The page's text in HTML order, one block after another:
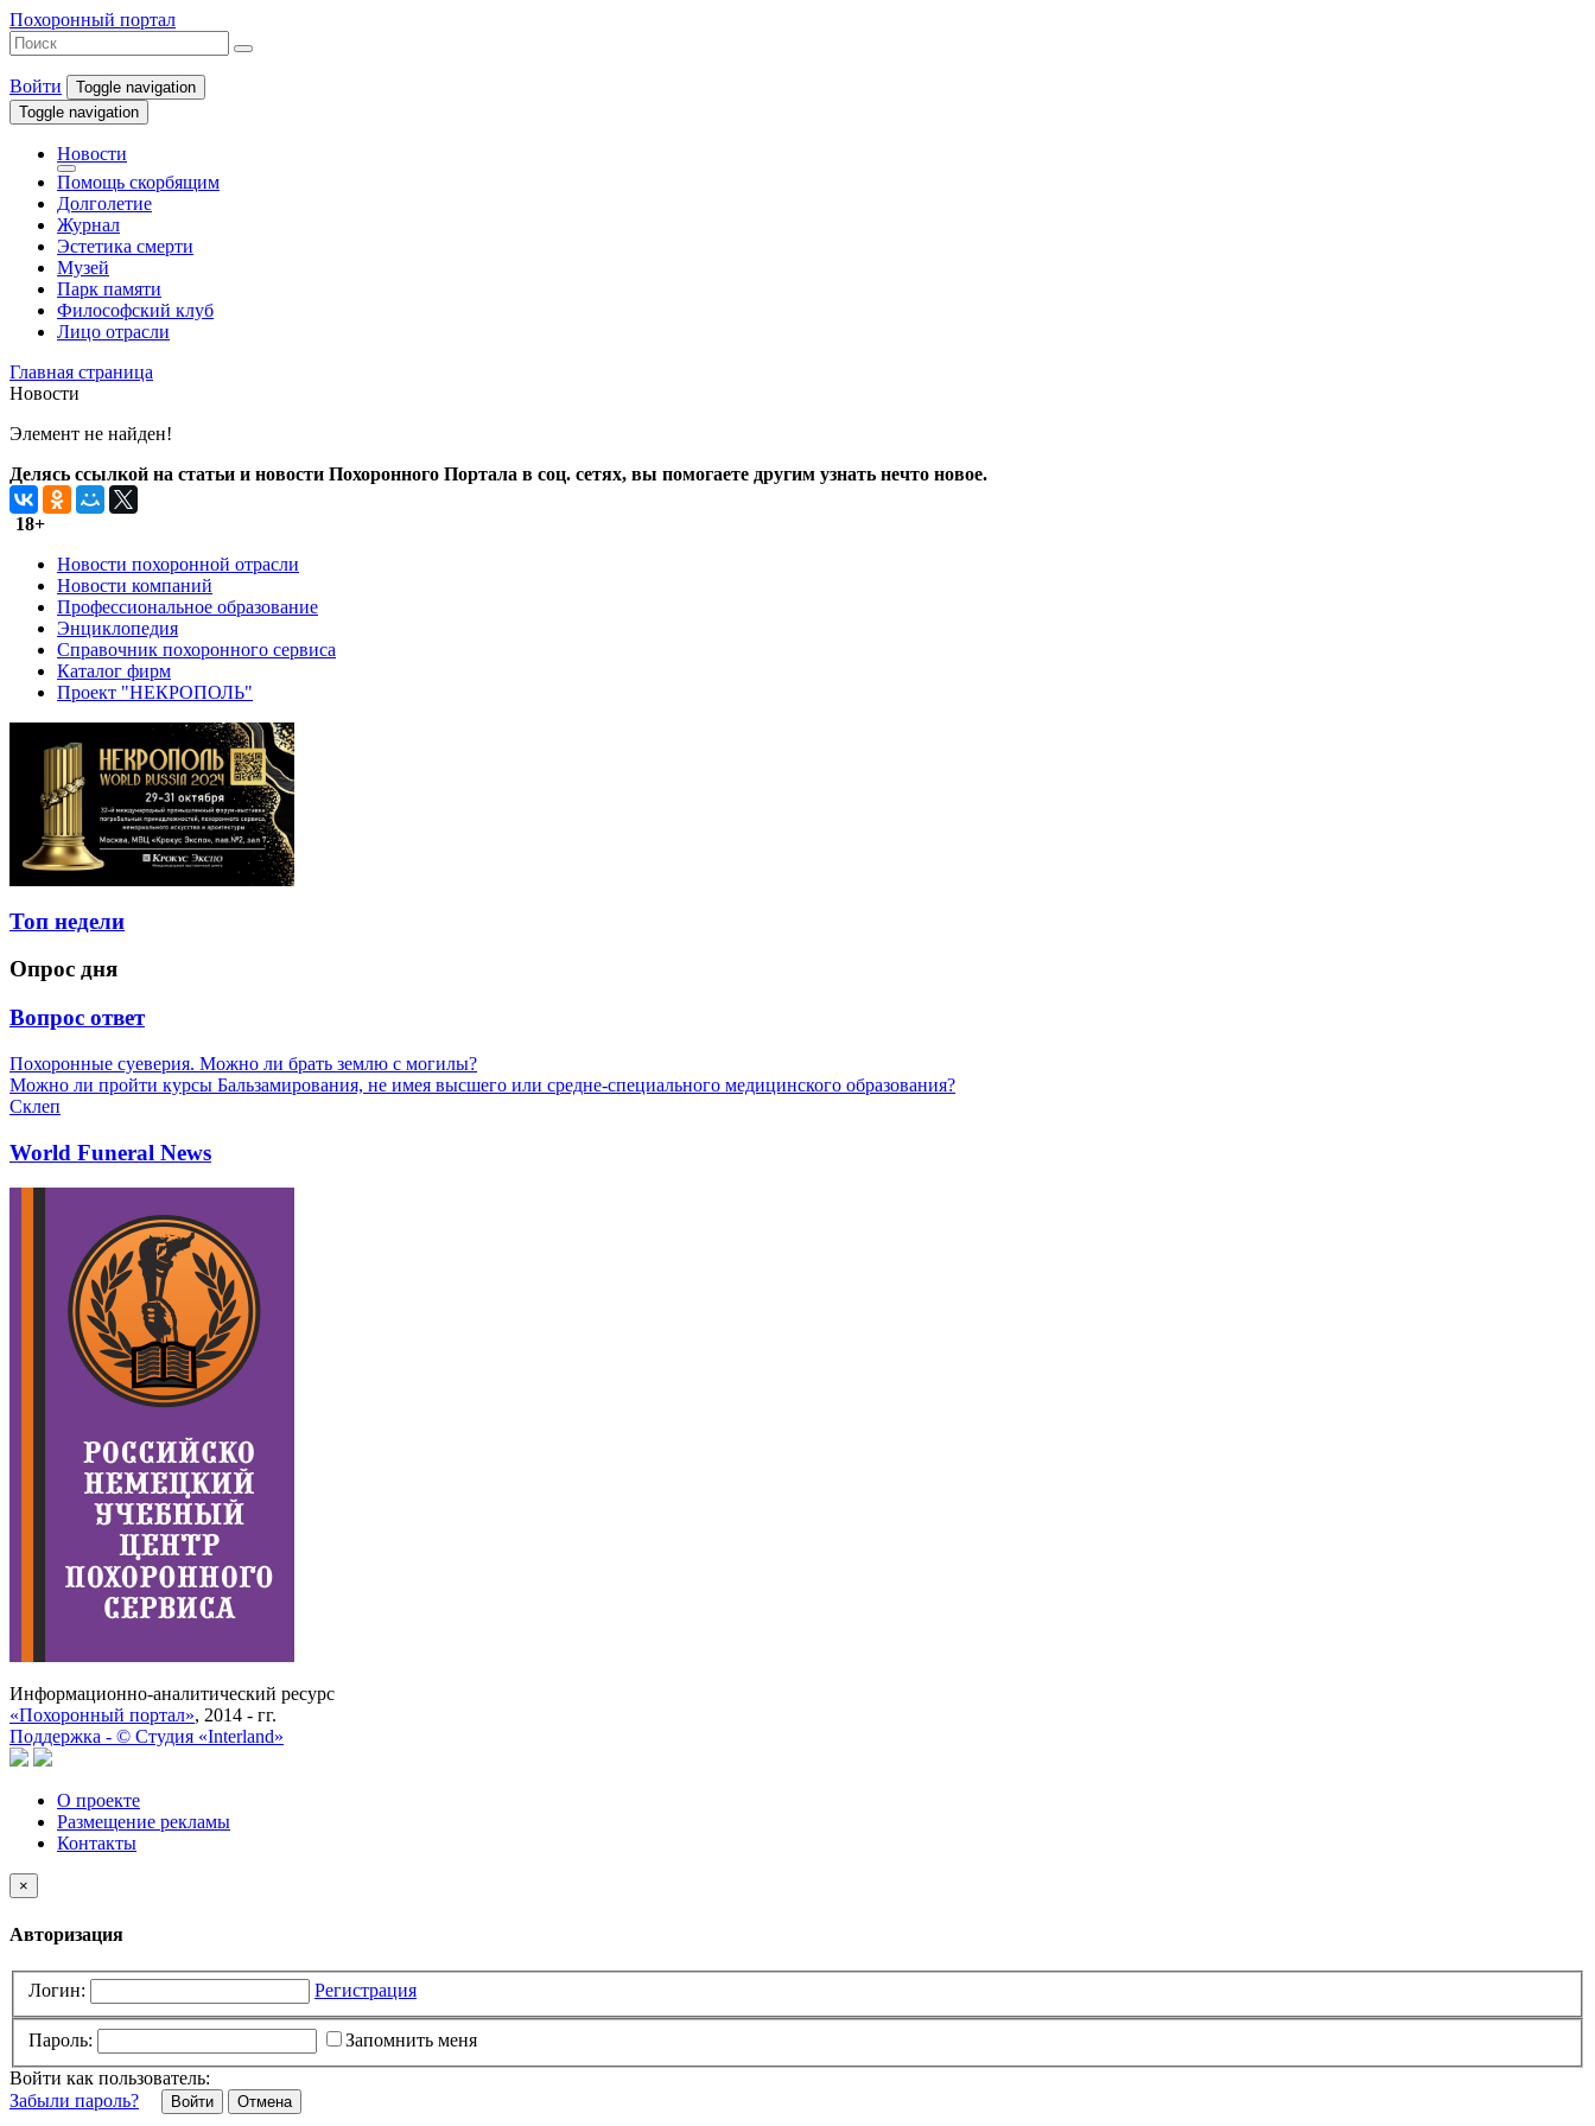
Похоронный портал
Войти
Toggle navigation
Toggle navigation
Новости
Помощь скорбящим
Долголетие
Журнал
Эстетика смерти
Музей
Парк памяти
Философский клуб
Лицо отрасли
Главная страница
Новости
Элемент не найден!
Делясь ссылкой на статьи и новости Похоронного Портала в соц. сетях, вы помогаете другим узнать нечто новое.
18+
Новости похоронной отрасли
Новости компаний
Профессиональное образование
Энциклопедия
Справочник похоронного сервиса
Каталог фирм
Проект "НЕКРОПОЛЬ"
Топ недели
Опрос дня
Вопрос ответ
Похоронные суеверия. Можно ли брать землю с могилы?
Можно ли пройти курсы Бальзамирования, не имея высшего или средне-специального медицинского образования?
Склеп
World Funeral News
Информационно-аналитический ресурс
«Похоронный портал», 2014 - гг.
Поддержка - © Cтудия «Interland»
О проекте
Размещение рекламы
Контакты
×
Авторизация
Логин: Регистрация
Пароль:
Запомнить меня
Войти как пользователь:
Забыли пароль?
Отмена